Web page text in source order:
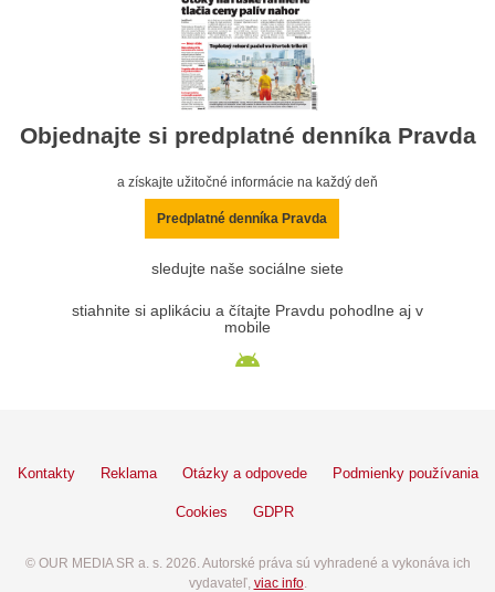
Objednajte si predplatné denníka Pravda
a získajte užitočné informácie na každý deň
Predplatné denníka Pravda
sledujte naše sociálne siete
stiahnite si aplikáciu a čítajte Pravdu pohodlne aj v
mobile
Kontakty Reklama Otázky a odpovede Podmienky používania
Cookies GDPR
© OUR MEDIA SR a. s. 2026. Autorské práva sú vyhradené a vykonáva ich
vydavateľ, viac info.